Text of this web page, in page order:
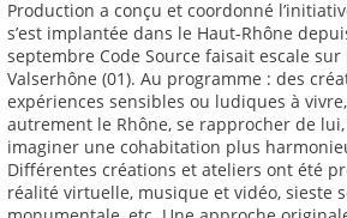
Production a conçu et coordonné
s’est implantée dans le Haut-Rhône
septembre Code Source faisait escale
Valserhône (01). Au programme : des
expériences sensibles ou ludiques à
autrement le Rhône, se rapprocher de
imaginer une cohabitation plus
Différentes créations et ateliers ont été
réalité virtuelle, musique et vidéo, sieste